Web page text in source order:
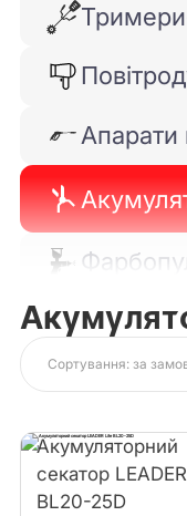
Апарати
Набори
Сортування: за
Акумуляторний
секатор
BL20-25D